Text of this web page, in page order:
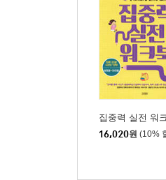
존중의 시작, 공감
감정에 대한 타당
공감의 핵심, 좌절
2. 신체에 대한 각
자존감을 위협하는
신체적 각성 상태
교감 신경계의 활
집중력 실전 워
16,020원 (10%